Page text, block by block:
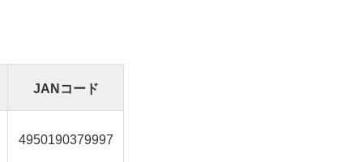
JANコード
4950190379997